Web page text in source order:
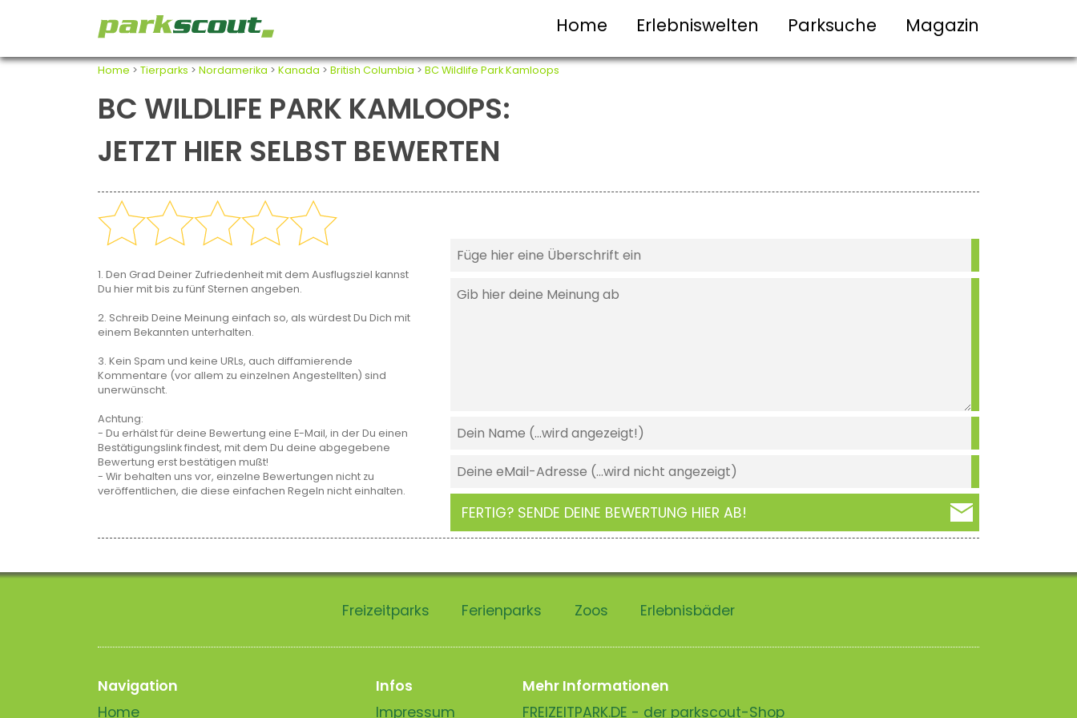
Home Erlebniswelten Parksuche Magazin
Home > Tierparks > Nordamerika > Kanada > British Columbia > BC Wildlife Park Kamloops
BC WILDLIFE PARK KAMLOOPS:
JETZT HIER SELBST BEWERTEN
1. Den Grad Deiner Zufriedenheit mit dem Ausflugsziel kannst
Du hier mit bis zu fünf Sternen angeben.
2. Schreib Deine Meinung einfach so, als würdest Du Dich mit
einem Bekannten unterhalten.
3. Kein Spam und keine URLs, auch diffamierende
Kommentare (vor allem zu einzelnen Angestellten) sind
unerwünscht.
Achtung:
- Du erhälst für deine Bewertung eine E-Mail, in der Du einen
Bestätigungslink findest, mit dem Du deine abgegebene
Bewertung erst bestätigen mußt!
- Wir behalten uns vor, einzelne Bewertungen nicht zu
veröffentlichen, die diese einfachen Regeln nicht einhalten.
FERTIG? SENDE DEINE BEWERTUNG HIER AB!
Freizeitparks Ferienparks Zoos Erlebnisbäder
Navigation
Home
Infos
Impressum
Mehr Informationen
FREIZEITPARK.DE - der parkscout-Shop